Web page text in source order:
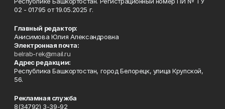
02 - 01795 от 19.05.2025 г.
Главный редактор:
Анисимова Юлия Александровна
Электронная почта:
belrab-rek@mail.ru
Адрес редакции:
Республика Башкортостан, город Белорецк, улица Крупской,
56.
Рекламная служба
8(34792) 3-39-92